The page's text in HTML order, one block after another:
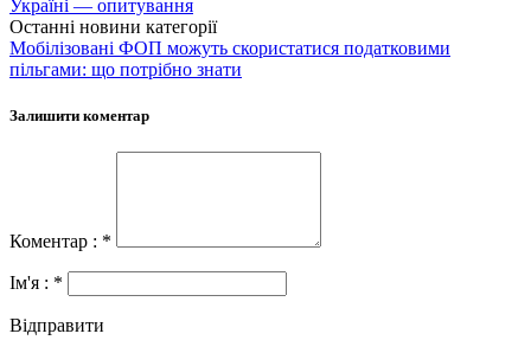
Україні — опитування
Останні новини категорії
Мобілізовані ФОП можуть скористатися податковими
пільгами: що потрібно знати
Залишити коментар
Коментар : *
Ім'я : *
Відправити